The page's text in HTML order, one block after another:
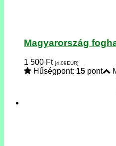
Magyarország
1 500 Ft [4.09EUR]
Hűségpont: 15 pont